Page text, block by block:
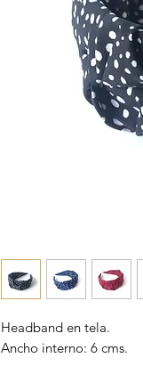
Headband en tela.
Ancho interno: 6 cms.